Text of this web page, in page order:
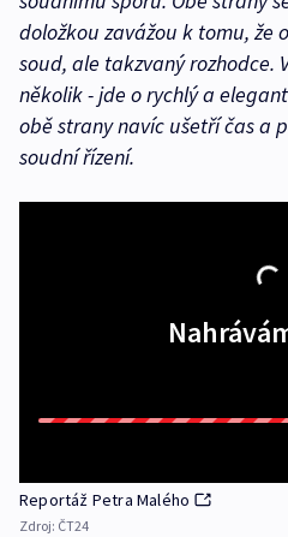
doložkou zavážou k tomu, že
soud, ale takzvaný rozhodce.
několik - jde o rychlý a
obě strany navíc ušetří čas a
soudní řízení.
Reportáž Petra Malého
Zdroj: ČT24